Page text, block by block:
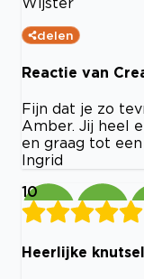
delen
Reactie van
Fijn dat je zo
Amber. Jij heel
en graag tot
Ingrid
10
Heerlijke